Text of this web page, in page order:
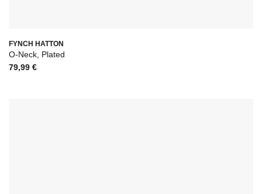
FYNCH HATTON
O-Neck, Plated
79,99 €